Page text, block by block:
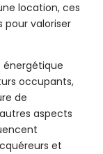
location, ces
pour valoriser
occupants,
de
aspects
et